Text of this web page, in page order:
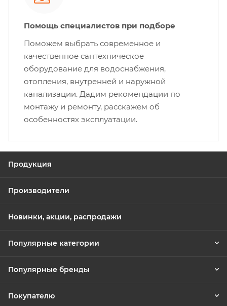
Помощь специалистов при подборе
Поможем выбрать современное и
качественное сантехническое
оборудование для водоснабжения,
отопления, внутренней и наружной
канализации. Дадим рекомендации по
монтажу и ремонту, расскажем об
особенностях эксплуатации.
Продукция
Производители
Новинки, акции, распродажи
Популярные категории
Популярные бренды
Покупателю